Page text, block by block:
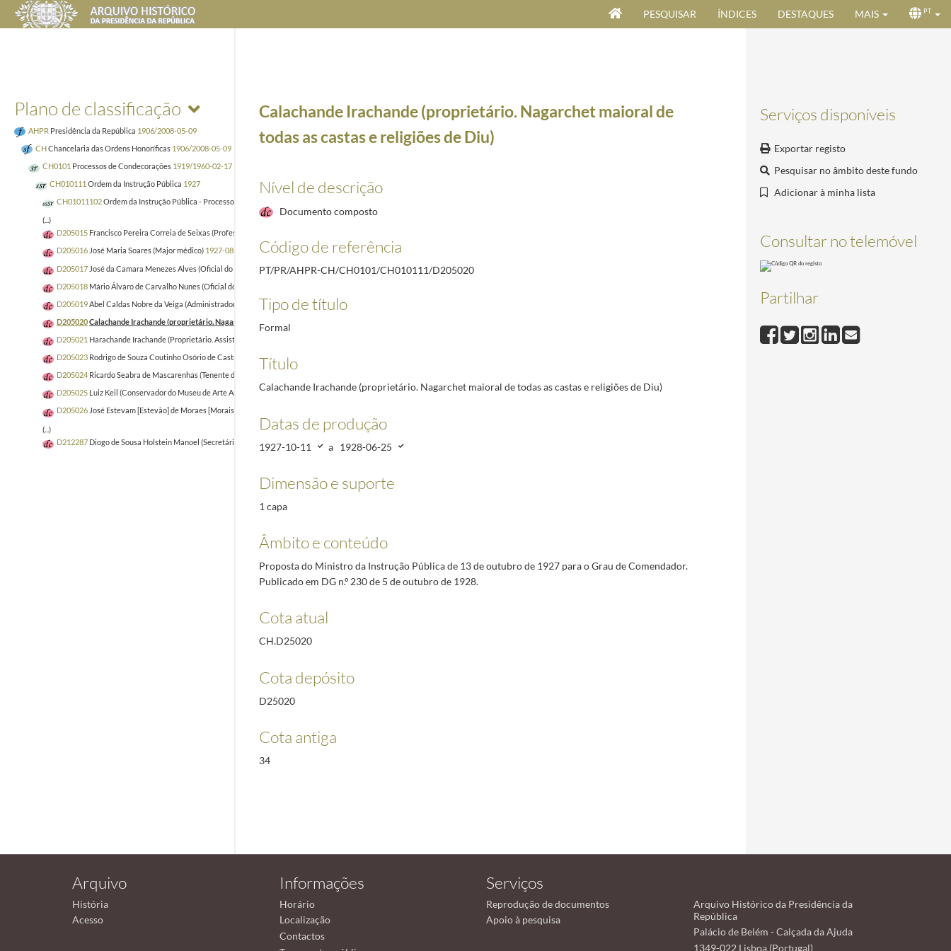
PESQUISAR ÍNDICES DESTAQUES MAIS PT
Plano de classificação
AHPR Presidência da República 1906/2008-05-09
CHChancelaria das Ordens Honoríficas 1906/2008-05-09
CH0101 Processos de Condecorações 1919/1960-02-17
CH010111 Ordem da Instrução Pública 1927
CH01011102Ordem da Instrução Pública - Processos de Estrangeiros
(...)
D205015 Francisco Pereira Correia de Seixas (Professor da Escola da Lousã, aposentado)
D205016 José Maria Soares (Major médico) 1927-08-16/1928-02-09
D205017 José da Camara Menezes Alves (Oficial do Exército)1927-10-12/1927-11-25
D205018 Mário Álvaro de Carvalho Nunes (Oficial do Exército)
D205019Abel Caldas Nobre da Veiga (Administrador por parte do Governo junto da Companhia de Zambézia)
D205020Calachande Irachande (proprietário. Nagarchet maioral de todas as castas e religiões de Diu)
D205021 Harachande Irachande (Proprietário. Assistente e substituto do Nagarchet maioral de todas as castas e religiões de Diu)
D205023 Rodrigo de Souza Coutinho Osório de Castro (Delegado do Procurador da República)
D205024 Ricardo Seabra de Mascarenhas (Tenente de Artilharia e Secretário do Ministro dos Negócios Estrangeiros)
D205025 Luiz Keil (Conservador do Museu de Arte Antiga)
1927-10-19/1928-02-17
D205026 José Estevam [Estevão] de Moraes [Morais] Sarmento (General)
(...)
D212287 Diogo de Sousa Holstein Manoel (Secretário do Ministro da Educação Nacional) 1960-08-16/1960-09-08
Serviços disponíveis
Exportar registo
Pesquisar no âmbito deste fundo
Adicionar à minha lista
Consultar no telemóvel
Partilhar
Calachande Irachande (proprietário. Nagarchet maioral de
todas as castas e religiões de Diu)
Nível de descrição
Documento composto
Código de referência
PT/PR/AHPR-CH/CH0101/CH010111/D205020
Tipo de título
Formal
Título
Calachande Irachande (proprietário. Nagarchet maioral de todas as castas e religiões de Diu)
Datas de produção
1927-10-11 a 1928-06-25
Dimensão e suporte
1 capa
Âmbito e conteúdo
Proposta do Ministro da Instrução Pública de 13 de outubro de 1927 para o Grau de Comendador.
Publicado em DG n.º 230 de 5 de outubro de 1928.
Cota atual
CH.D25020
Cota depósito
D25020
Cota antiga
34
Arquivo
História
Acesso
Informações
Horário
Localização
Contactos
Serviços
Reprodução de documentos
Apoio à pesquisa
Arquivo Histórico da Presidência da
República
Palácio de Belém - Calçada da Ajuda
1349-022 Lisboa (Portugal)